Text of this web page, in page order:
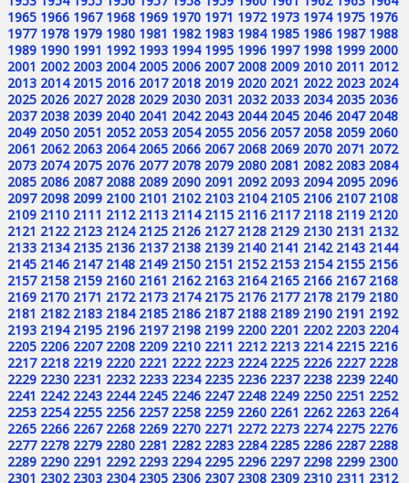
1965 1966 1967 1968 1969 1970 1971 1972 1973 1974 1975 1976
1977 1978 1979 1980 1981 1982 1983 1984 1985 1986 1987 1988
1989 1990 1991 1992 1993 1994 1995 1996 1997 1998 1999 2000
2001 2002 2003 2004 2005 2006 2007 2008 2009 2010 2011 2012
2013 2014 2015 2016 2017 2018 2019 2020 2021 2022 2023 2024
2025 2026 2027 2028 2029 2030 2031 2032 2033 2034 2035 2036
2037 2038 2039 2040 2041 2042 2043 2044 2045 2046 2047 2048
2049 2050 2051 2052 2053 2054 2055 2056 2057 2058 2059 2060
2061 2062 2063 2064 2065 2066 2067 2068 2069 2070 2071 2072
2073 2074 2075 2076 2077 2078 2079 2080 2081 2082 2083 2084
2085 2086 2087 2088 2089 2090 2091 2092 2093 2094 2095 2096
2097 2098 2099 2100 2101 2102 2103 2104 2105 2106 2107 2108
2109 2110 2111 2112 2113 2114 2115 2116 2117 2118 2119 2120
2121 2122 2123 2124 2125 2126 2127 2128 2129 2130 2131 2132
2133 2134 2135 2136 2137 2138 2139 2140 2141 2142 2143 2144
2145 2146 2147 2148 2149 2150 2151 2152 2153 2154 2155 2156
2157 2158 2159 2160 2161 2162 2163 2164 2165 2166 2167 2168
2169 2170 2171 2172 2173 2174 2175 2176 2177 2178 2179 2180
2181 2182 2183 2184 2185 2186 2187 2188 2189 2190 2191 2192
2193 2194 2195 2196 2197 2198 2199 2200 2201 2202 2203 2204
2205 2206 2207 2208 2209 2210 2211 2212 2213 2214 2215 2216
2217 2218 2219 2220 2221 2222 2223 2224 2225 2226 2227 2228
2229 2230 2231 2232 2233 2234 2235 2236 2237 2238 2239 2240
2241 2242 2243 2244 2245 2246 2247 2248 2249 2250 2251 2252
2253 2254 2255 2256 2257 2258 2259 2260 2261 2262 2263 2264
2265 2266 2267 2268 2269 2270 2271 2272 2273 2274 2275 2276
2277 2278 2279 2280 2281 2282 2283 2284 2285 2286 2287 2288
2289 2290 2291 2292 2293 2294 2295 2296 2297 2298 2299 2300
2301 2302 2303 2304 2305 2306 2307 2308 2309 2310 2311 2312